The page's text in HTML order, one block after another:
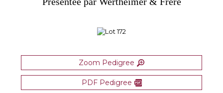
Zoom Pedigree
PDF Pedigree